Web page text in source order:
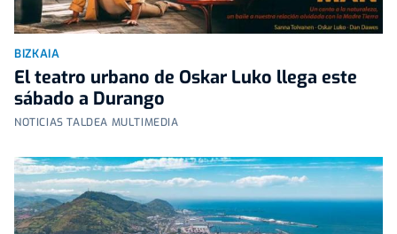
BIZKAIA
El teatro urbano de Oskar Luko llega este
sábado a Durango
NOTICIAS TALDEA MULTIMEDIA